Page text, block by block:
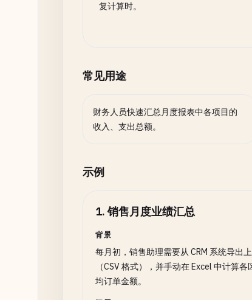
复计算时。
常见用途
财务人员快速汇总月度报表中各项目的
收入、支出总额。
示例
1.销售月度业绩汇总
背景
每月初，销售助理需要从 CRM 系统导出
（CSV 格式），并手动在 Excel 中计算
均订单金额。